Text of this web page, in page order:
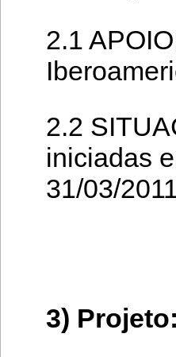
2.1
2.2
iniciadas
31/03/
3)